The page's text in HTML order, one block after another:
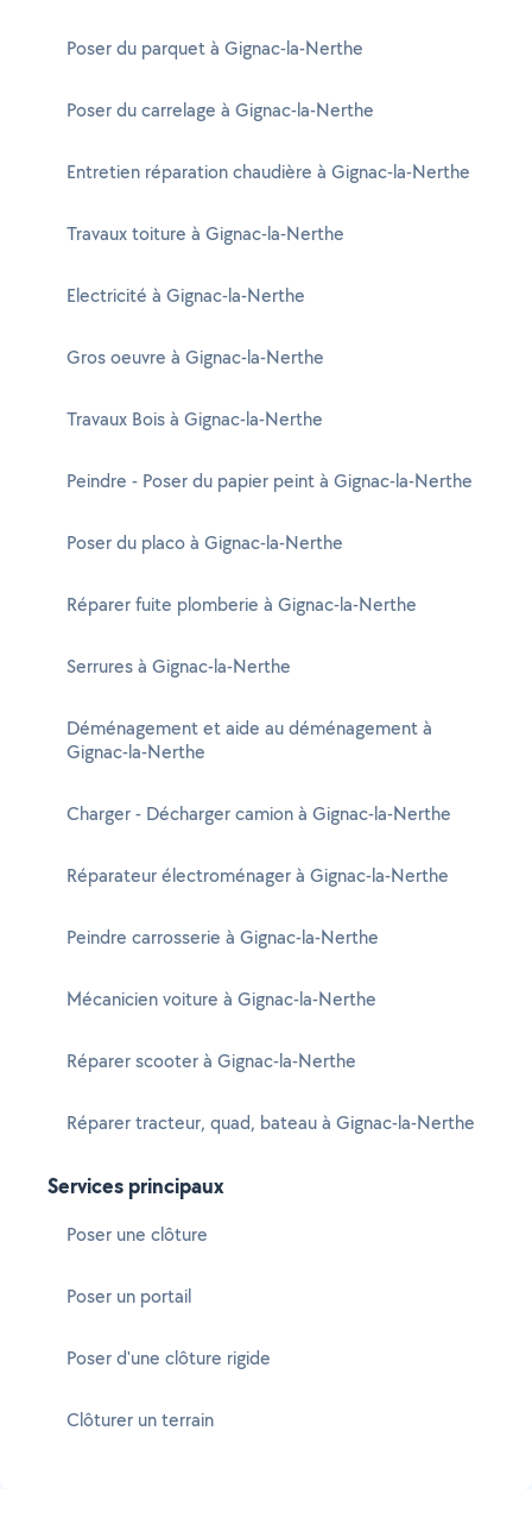
Poser du parquet à Gignac-la-Nerthe
Poser du carrelage à Gignac-la-Nerthe
Entretien réparation chaudière à Gignac-la-Nerthe
Travaux toiture à Gignac-la-Nerthe
Electricité à Gignac-la-Nerthe
Gros oeuvre à Gignac-la-Nerthe
Travaux Bois à Gignac-la-Nerthe
Peindre - Poser du papier peint à Gignac-la-Nerthe
Poser du placo à Gignac-la-Nerthe
Réparer fuite plomberie à Gignac-la-Nerthe
Serrures à Gignac-la-Nerthe
Déménagement et aide au déménagement à
Gignac-la-Nerthe
Charger - Décharger camion à Gignac-la-Nerthe
Réparateur électroménager à Gignac-la-Nerthe
Peindre carrosserie à Gignac-la-Nerthe
Mécanicien voiture à Gignac-la-Nerthe
Réparer scooter à Gignac-la-Nerthe
Réparer tracteur, quad, bateau à Gignac-la-Nerthe
Services principaux
Poser une clôture
Poser un portail
Poser d'une clôture rigide
Clôturer un terrain